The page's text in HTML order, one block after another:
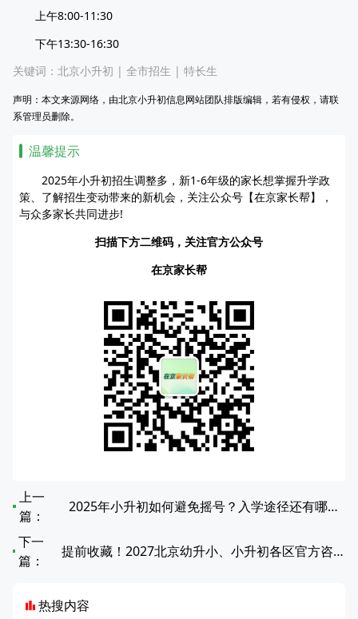
上午8:00-11:30
下午13:30-16:30
关键词： 北京小升初 | 全市招生 | 特长生
声明：本文来源网络，由北京小升初信息网站团队排版编辑，若有侵权，请联
系管理员删除。
温馨提示
2025年小升初招生调整多，新1-6年级的家长想掌握升学政
策、了解招生变动带来的新机会，关注公众号【在京家长帮】，
与众多家长共同进步!
扫描下方二维码，关注官方公众号
在京家长帮
上一
篇：
2025年小升初如何避免摇号？入学途径还有哪些？
下一
篇：
提前收藏！2027北京幼升小、小升初各区官方咨询电话一览
热搜内容